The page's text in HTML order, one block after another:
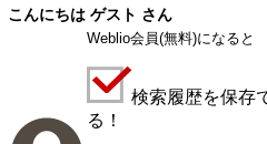
こんにちは ゲスト さん
Weblio会員(無料)になると
検索履歴を保存
る！